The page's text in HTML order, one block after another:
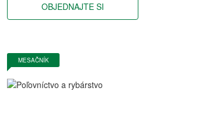
OBJEDNAJTE SI
MESAČNÍK